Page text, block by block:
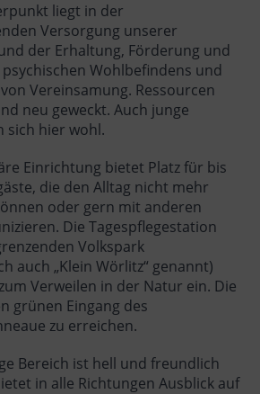
liegt in der
Versorgung unserer
der Erhaltung, Förderung und
Wohlbefindens und
Vereinsamung. Ressourcen
neu geweckt. Auch junge
sich hier wohl.
Einrichtung bietet Platz für bis
die den Alltag nicht mehr
oder gern mit anderen
Die Tagespflegestation
Volkspark
auch „Klein Wörlitz“ genannt)
Verweilen in der Natur ein. Die
grünen Eingang des
zu erreichen.
Bereich ist hell und freundlich
in alle Richtungen Ausblick auf